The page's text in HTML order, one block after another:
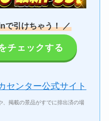
で引けちゃう！ ／
チェックする
センター公式サイト
掲載の景品がすでに排出済の場